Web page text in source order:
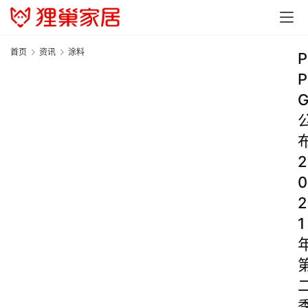
首页 资讯 涂料
P
P
G
2
0
2
1